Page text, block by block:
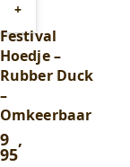
+
aan
winkelwagen
Festival
Hoedje –
Rubber Duck
–
Omkeerbaar
9 ,
95